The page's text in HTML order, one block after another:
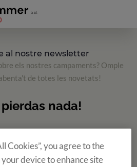
al nostre newsletter
els nostres campaments? Omple
de totes les novetats!
Cookies”, you agree to the
device to enhance site